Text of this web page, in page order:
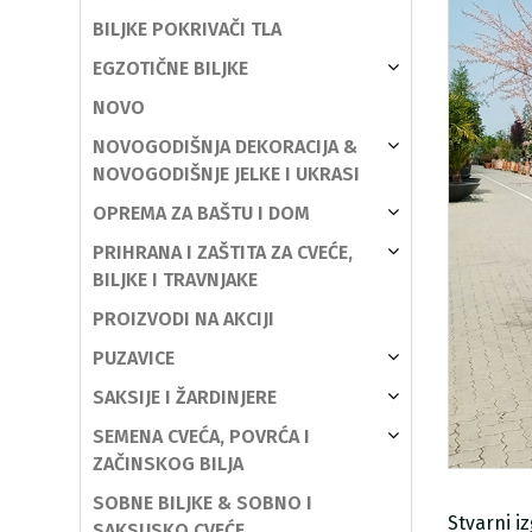
BILJKE POKRIVAČI TLA
EGZOTIČNE BILJKE
NOVO
NOVOGODIŠNJA DEKORACIJA &
NOVOGODIŠNJE JELKE I UKRASI
OPREMA ZA BAŠTU I DOM
PRIHRANA I ZAŠTITA ZA CVEĆE,
BILJKE I TRAVNJAKE
PROIZVODI NA AKCIJI
PUZAVICE
SAKSIJE I ŽARDINJERE
SEMENA CVEĆA, POVRĆA I
ZAČINSKOG BILJA
SOBNE BILJKE & SOBNO I
Stvarni